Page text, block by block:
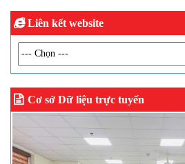
Liên kết website
Cơ sở Dữ liệu trực tuyến